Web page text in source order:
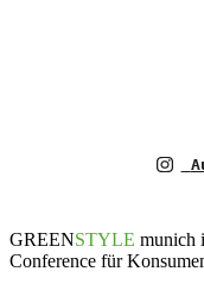
GREENSTYLE munich
Conference für